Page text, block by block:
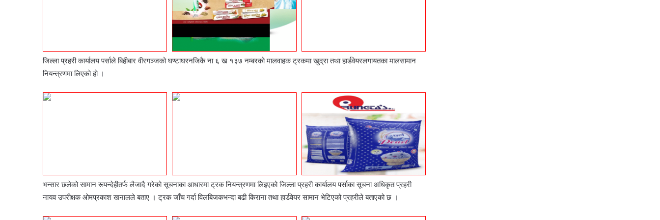
जिल्ला प्रहरी कार्यालय पर्साले बिहीबार वीरगञ्जको घण्टाघरनजिकै ना ६ ख १३७ नम्बरको मालवाहक ट्रकमा खुद्रा तथा हार्डवेयरलगायतका मालसामान
नियन्त्रणमा लिएको हो ।
भन्सार छलेको सामान रूपन्देहीतर्फ लैजादै गरेको सूचनाका आधारमा ट्रक नियन्त्रणमा लिइएको जिल्ला प्रहरी कार्यालय पर्साका सूचना अधिकृत प्रहरी
नायव उपरीक्षक ओमप्रकाश खनालले बताए । ट्रक जाँच गर्दा विलबिजकभन्दा बढी किराना तथा हार्डवेयर सामान भेटिएको प्रहरीले बताएको छ ।